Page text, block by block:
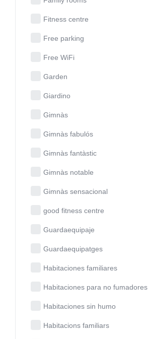
Fitness centre
Free parking
Free WiFi
Garden
Giardino
Gimnàs
Gimnàs fabulós
Gimnàs fantàstic
Gimnàs notable
Gimnàs sensacional
good fitness centre
Guardaequipaje
Guardaequipatges
Habitaciones familiares
Habitaciones para no fumadores
Habitaciones sin humo
Habitacions familiars